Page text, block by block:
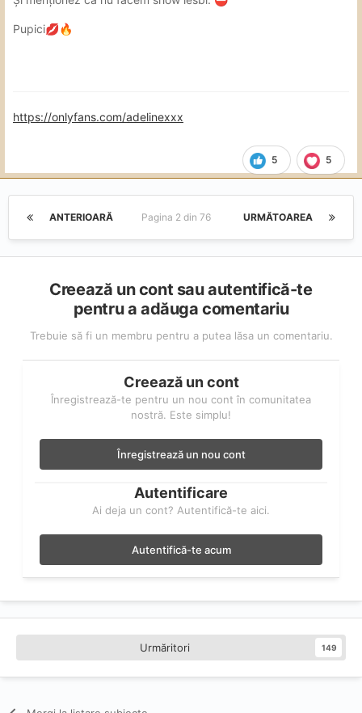
Pupici💋🔥
5 5
https://onlyfans.com/adelinexxx
ANTERIOARĂ URMĂTOAREA
Pagina 2 din 76
Creează un cont sau autentifică-te
pentru a adăuga comentariu
Trebuie să fi un membru pentru a putea lăsa un comentariu.
Creează un cont
Înregistrează-te pentru un nou cont în comunitatea
nostră. Este simplu!
Înregistrează un nou cont
Autentificare
Ai deja un cont? Autentifică-te aici.
Autentifică-te acum
Urmăritori 149